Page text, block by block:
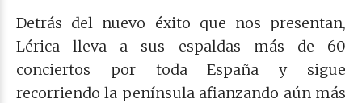
Detrás del nuevo éxito que nos presentan,
Lérica lleva a sus espaldas más de 60
conciertos por toda España y sigue
recorriendo la península afianzando aún más